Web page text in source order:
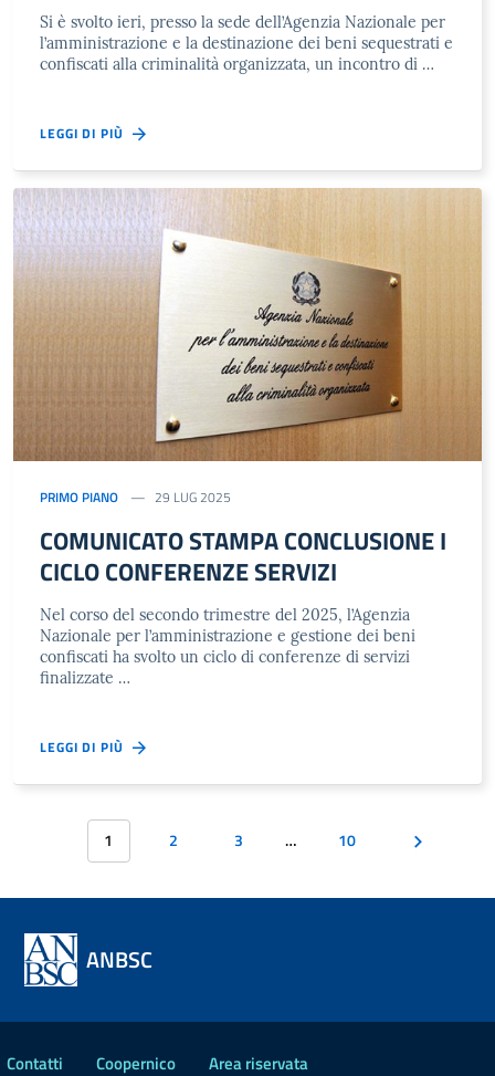
Si è svolto ieri, presso la sede dell’Agenzia Nazionale per
l’amministrazione e la destinazione dei beni sequestrati e
confiscati alla criminalità organizzata, un incontro di …
LEGGI DI PIÙ
PRIMO PIANO 29 LUG 2025
COMUNICATO STAMPA CONCLUSIONE I
CICLO CONFERENZE SERVIZI
Nel corso del secondo trimestre del 2025, l’Agenzia
Nazionale per l’amministrazione e gestione dei beni
confiscati ha svolto un ciclo di conferenze di servizi
finalizzate …
LEGGI DI PIÙ
1 2 3 … 10
ANBSC
Contatti Coopernico Area riservata